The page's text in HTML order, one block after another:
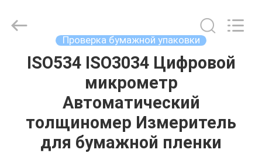
ДОМ
ПРОДУКТЫ
ВИДЕО
Copyright
Проверка бумажной упаковки
ISO534 ISO3034 Цифровой
микрометр
Автоматический
толщиномер Измеритель
для бумажной пленки